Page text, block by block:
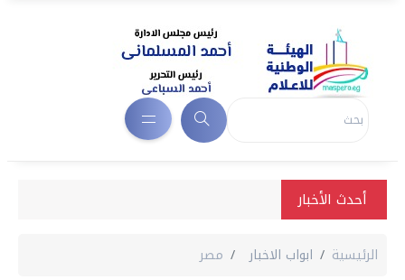
أحدث الأخبار
الرئيسية ابواب الاخبار مصر